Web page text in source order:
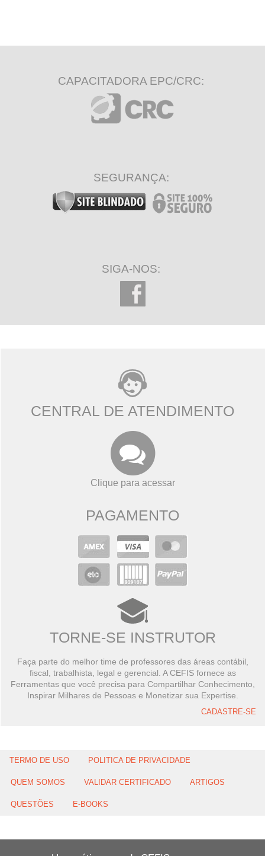
CAPACITADORA EPC/CRC:
SEGURANÇA:
SIGA-NOS:
CENTRAL DE ATENDIMENTO
Clique para acessar
PAGAMENTO
TORNE-SE INSTRUTOR
Faça parte do melhor time de professores das áreas contábil,
fiscal, trabalhista, legal e gerencial. A CEFIS fornece as
Ferramentas que você precisa para Compartilhar Conhecimento,
Inspirar Milhares de Pessoas e Monetizar sua Expertise.
CADASTRE-SE
TERMO DE USO POLITICA DE PRIVACIDADE
QUEM SOMOS VALIDAR CERTIFICADO ARTIGOS
QUESTÕES E-BOOKS